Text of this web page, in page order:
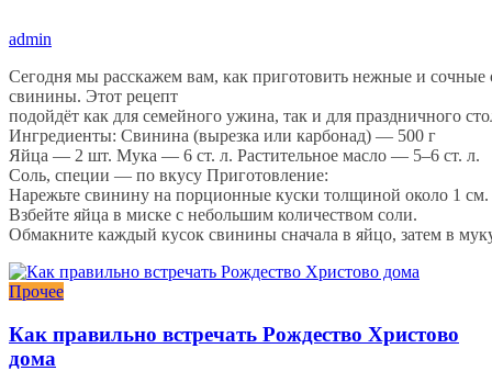
admin
Сегодня мы расскажем вам, как приготовить нежные и сочные
свинины. Этот рецепт
подойдёт как для семейного ужина, так и для праздничного
Ингредиенты: Свинина (вырезка или карбонад) — 500 г
Яйца — 2 шт. Мука — 6 ст. л. Растительное масло — 5–6 ст. л.
Соль, специи — по вкусу Приготовление:
Нарежьте свинину на порционные куски толщиной около 1
Взбейте яйца в миске с небольшим количеством соли.
Обмакните каждый кусок свинины сначала в яйцо, затем в
Прочее
Как правильно встречать Рождество Христово
дома